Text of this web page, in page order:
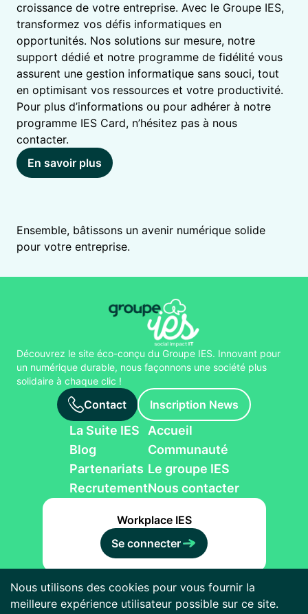
croissance de votre entreprise. Avec le Groupe IES,
transformez vos défis informatiques en
opportunités. Nos solutions sur mesure, notre
support dédié et notre programme de fidélité vous
assurent une gestion informatique sans souci, tout
en optimisant vos ressources et votre productivité.
Pour plus d’informations ou pour adhérer à notre
programme IES Card, n’hésitez pas à nous
contacter.
En savoir plus
Ensemble, bâtissons un avenir numérique solide
pour votre entreprise.
Découvrez le site éco-conçu du Groupe IES. Innovant pour
un numérique durable, nous façonnons une société plus
solidaire à chaque clic !
Contact Inscription News
La Suite IES
Blog
Partenariats
Recrutement
Accueil
Communauté
Le groupe IES
Nous contacter
Workplace IES
Se connecter
Groupe IES, 2026
Mentions légales
Politique de confidentialité
Nous utilisons des cookies pour vous fournir la
meilleure expérience utilisateur possible sur ce site.